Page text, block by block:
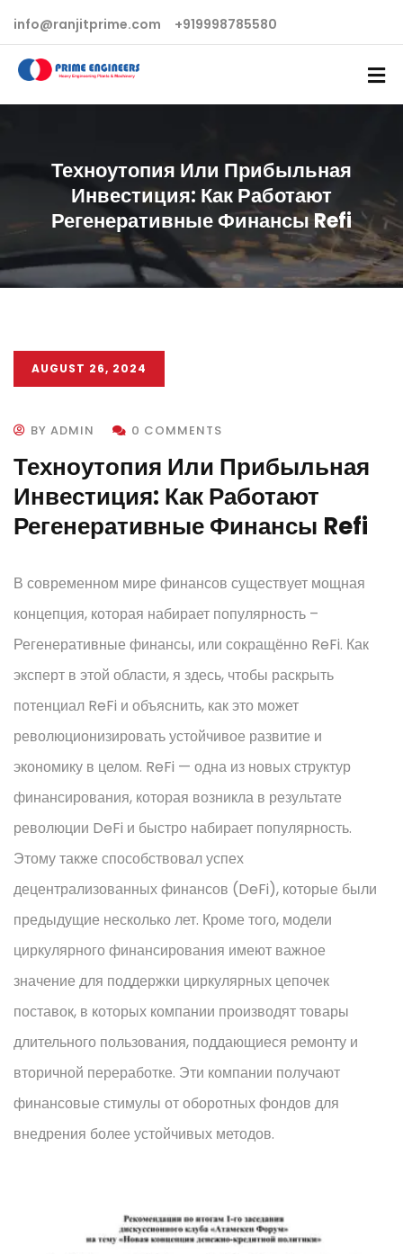
info@ranjitprime.com +919998785580
Техноутопия Или Прибыльная
Инвестиция: Как Работают
Регенеративные Финансы Refi
AUGUST 26, 2024
BY ADMIN 0 COMMENTS
Техноутопия Или Прибыльная
Инвестиция: Как Работают
Регенеративные Финансы Refi
В современном мире финансов существует мощная
концепция, которая набирает популярность –
Регенеративные финансы, или сокращённо ReFi. Как
эксперт в этой области, я здесь, чтобы раскрыть
потенциал ReFi и объяснить, как это может
революционизировать устойчивое развитие и
экономику в целом. ReFi — одна из новых структур
финансирования, которая возникла в результате
революции DeFi и быстро набирает популярность.
Этому также способствовал успех
децентрализованных финансов (DeFi), которые были
предыдущие несколько лет. Кроме того, модели
циркулярного финансирования имеют важное
значение для поддержки циркулярных цепочек
поставок, в которых компании производят товары
длительного пользования, поддающиеся ремонту и
вторичной переработке. Эти компании получают
финансовые стимулы от оборотных фондов для
внедрения более устойчивых методов.